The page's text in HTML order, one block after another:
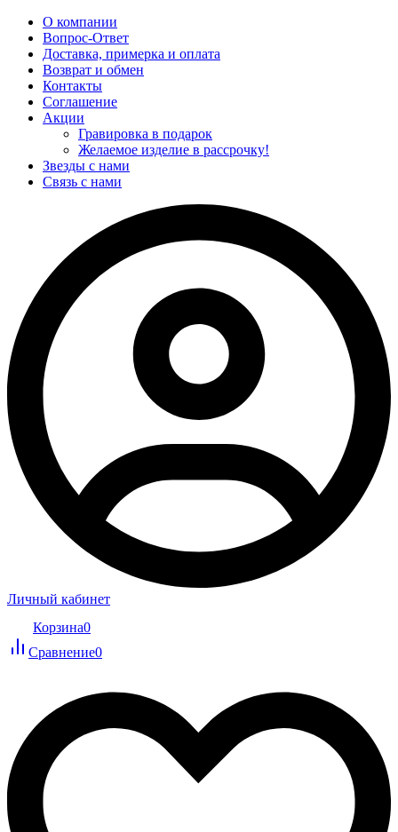
О компании
Вопрос-Ответ
Доставка, примерка и оплата
Возврат и обмен
Контакты
Соглашение
Акции
Гравировка в подарок
Желаемое изделие в рассрочку!
Звезды с нами
Связь с нами
Личный кабинет
Корзина0
Сравнение0